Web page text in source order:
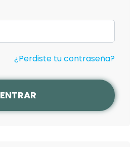
¿Perdiste tu contraseña?
ENTRAR